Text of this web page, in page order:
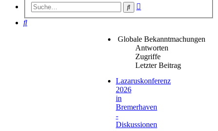
Suche
Suche
Globale Bekanntmachungen
Antworten
Zugriffe
Letzter Beitrag
Lazaruskonferenz
2026
in
Bremerhaven
-
Diskussionen